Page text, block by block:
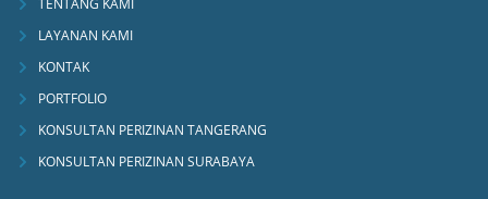
TENTANG KAMI
LAYANAN KAMI
KONTAK
PORTFOLIO
KONSULTAN PERIZINAN TANGERANG
KONSULTAN PERIZINAN SURABAYA